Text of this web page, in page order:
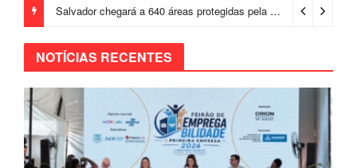
Salvador chegará a 640 áreas protegidas pela Prefeitura com investimentos em contenções de encostas e prevenção de riscos
NOTÍCIAS RECENTES